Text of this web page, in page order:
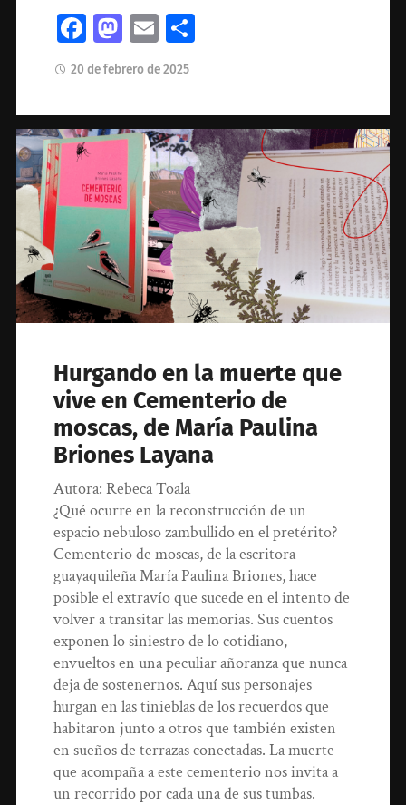
Facebook
Mastodon
Email
20 de febrero de 2025
Hurgando en la muerte que
vive en Cementerio de
moscas, de María Paulina
Briones Layana
Autora: Rebeca Toala
¿Qué ocurre en la reconstrucción de un
espacio nebuloso zambullido en el pretérito?
Cementerio de moscas, de la escritora
guayaquileña María Paulina Briones, hace
posible el extravío que sucede en el intento de
volver a transitar las memorias. Sus cuentos
exponen lo siniestro de lo cotidiano,
envueltos en una peculiar añoranza que nunca
deja de sostenernos. Aquí sus personajes
hurgan en las tinieblas de los recuerdos que
habitaron junto a otros que también existen
en sueños de terrazas conectadas. La muerte
que acompaña a este cementerio nos invita a
un recorrido por cada una de sus tumbas.